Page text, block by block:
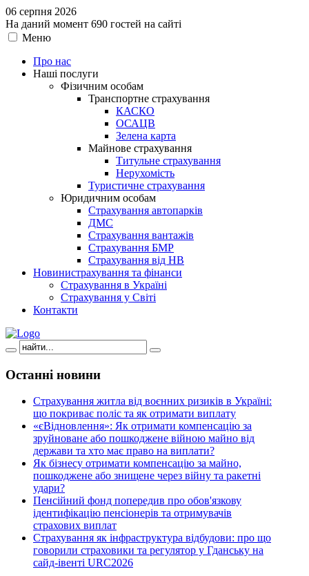
06 серпня 2026
На даний момент 690 гостей на сайті
Меню
Про нас
Наші послуги
Фізичним особам
Транспортне страхування
КАСКО
ОСАЦВ
Зелена карта
Майнове страхування
Титульне страхування
Нерухомість
Туристичне страхування
Юридичним особам
Страхування автопарків
ДМС
Страхування вантажів
Страхування БМР
Страхування від НВ
Новинистрахування та фінанси
Страхування в Україні
Страхування у Світі
Контакти
Останні новини
Страхування житла від воєнних ризиків в Україні:
що покриває поліс та як отримати виплату
«єВідновлення»: Як отримати компенсацію за
зруйноване або пошкоджене війною майно від
держави та хто має право на виплати?
Як бізнесу отримати компенсацію за майно,
пошкоджене або знищене через війну та ракетні
удари?
Пенсійний фонд попередив про обов'язкову
ідентифікацію пенсіонерів та отримувачів
страхових виплат
Страхування як інфраструктура відбудови: про що
говорили страховики та регулятор у Гданську на
сайд-івенті URC2026